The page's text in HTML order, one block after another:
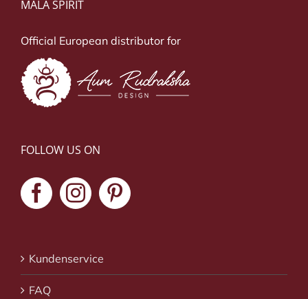
MALA SPIRIT
Official European distributor for
FOLLOW US ON
Kundenservice
FAQ